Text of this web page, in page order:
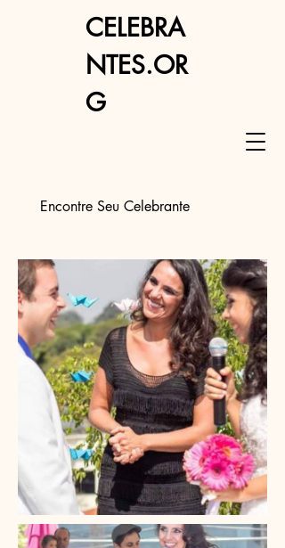
Encontre Seu Celebrante
CELEBRA
NTES.OR
G